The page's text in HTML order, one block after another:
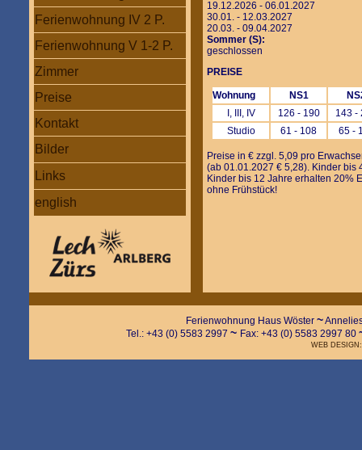
Ferienwohnung IV 2 P.
Ferienwohnung V 1-2 P.
Zimmer
Preise
Kontakt
Bilder
Links
english
19.12.2026 - 06.01.2027
30.01. - 12.03.2027
20.03. - 09.04.2027
Sommer (S):
geschlossen
PREISE
Wohnung NS1
I, III, IV
126 - 190
143 -
Studio
61 - 108 65 -
Preise in € zzgl. 5,09 pro
(ab 01.01.2027 € 5,28). Kinder bis
Kinder bis 12 Jahre erhalten 20%
ohne Frühstück!
Ferienwohnung Haus Wöster ~
Tel.: +43 (0) 5583 2997 ~ Fax: +43 (0) 5583 2997 80
WEB